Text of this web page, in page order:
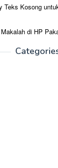
Teks Kosong
di HP